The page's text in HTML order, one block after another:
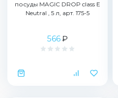
посуды MAGIC DROP class E
Neutral , 5 л, арт. 175-5
566₽